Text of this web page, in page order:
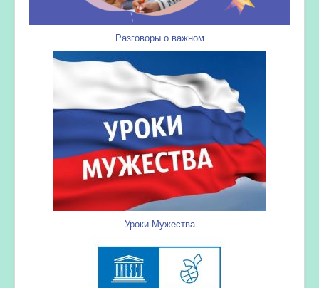
Разговоры о важном
Уроки Мужества